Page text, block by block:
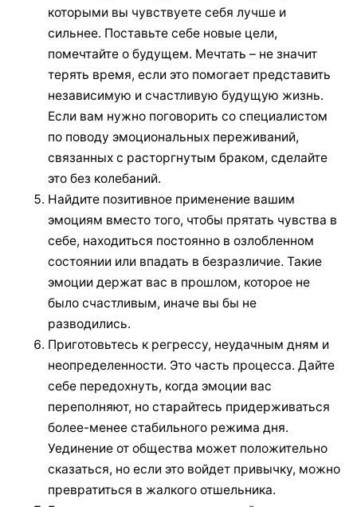
которыми вы чувствуете себя лучше и
сильнее. Поставьте себе новые цели,
помечтайте о будущем. Мечтать – не значит
терять время, если это помогает представить
независимую и счастливую будущую жизнь.
Если вам нужно поговорить со специалистом
по поводу эмоциональных переживаний,
связанных с расторгнутым браком, сделайте
это без колебаний.
Найдите позитивное применение вашим
эмоциям вместо того, чтобы прятать чувства в
себе, находиться постоянно в озлобленном
состоянии или впадать в безразличие. Такие
эмоции держат вас в прошлом, которое не
было счастливым, иначе вы бы не
разводились.
Приготовьтесь к регрессу, неудачным дням и
неопределенности. Это часть процесса. Дайте
себе передохнуть, когда эмоции вас
переполняют, но старайтесь придерживаться
более-менее стабильного режима дня.
Уединение от общества может положительно
сказаться, но если это войдет привычку, можно
превратиться в жалкого отшельника.